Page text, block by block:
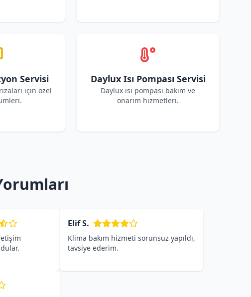
Servisi
için özel
Daylux Isı Pompası Servisi
Daylux ısı pompası bakım ve
onarım hizmetleri.
Elif S.
Klima bakım hizmeti sorunsuz yapıldı,
tavsiye ederim.